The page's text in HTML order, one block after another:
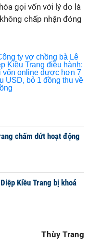
gọi vốn với lý do là
chấp nhận đóng
chấm dứt hoạt động
Kiều Trang bị khoá
Thùy Trang